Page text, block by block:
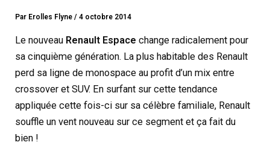
Par Erolles Flyne/4 octobre 2014
Le nouveau Renault Espace change radicalement pour
sa cinquième génération. La plus habitable des Renault
perd sa ligne de monospace au profit d’un mix entre
crossover et SUV. En surfant sur cette tendance
appliquée cette fois-ci sur sa célèbre familiale, Renault
souffle un vent nouveau sur ce segment et ça fait du
bien !